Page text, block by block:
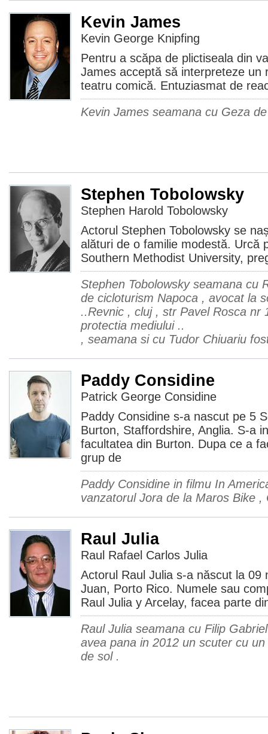
Kevin James
Kevin George Knipfing
Pentru a scăpa de plictiseala din
James acceptă să interpreteze un
teatru comică. Entuziasmat de
Kevin James seamana cu Geza
Stephen Tobolowsky
Stephen Harold Tobolowsky
Actorul Stephen Tobolowsky se
alături de o familie modestă. Urcă
Southern Methodist University,
Stephen Tobolowsky seamana cu
de cicloturism Napoca , avocat la
..Revnic , cluj , str Pavel Rosca nr
protectia mediului ..
, seamana si cu Tudor Chiuariu
Paddy Considine
Patrick George Considine
Paddy Considine s-a nascut pe 5
Burton, Staffordshire, Anglia. S-a
facultatea din Burton. Dupa ce a
grup de
Paddy Considine in filmu In
vanzatorul Jora de la Maros Bike ,
Raul Julia
Raul Rafael Carlos Julia
Actorul Raul Julia s-a născut la 09
Juan, Porto Rico. Numele sau
Raul Julia y Arcelay, facea parte
Raul Julia seamana cu Filip
avea pana in 2012 un scuter cu
de sol .